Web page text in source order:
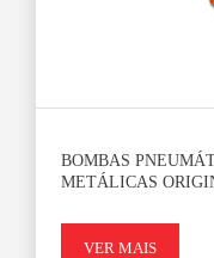
BOMBAS
METÁLICAS
VER MAIS